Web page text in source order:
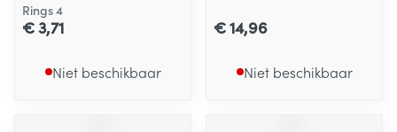
Rings 4
€ 3,71
Niet beschikbaar
€ 14,96
Niet beschikbaar